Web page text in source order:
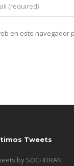
en este navegador
Tweets
by SOCHITRAN